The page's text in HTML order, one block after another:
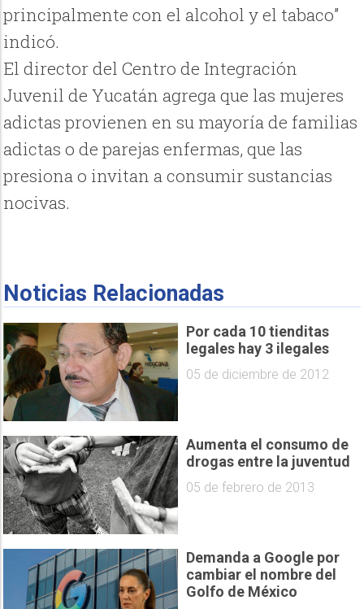
principalmente con el alcohol y el tabaco”
indicó.
El director del Centro de Integración
Juvenil de Yucatán agrega que las mujeres
adictas provienen en su mayoría de familias
adictas o de parejas enfermas, que las
presiona o invitan a consumir sustancias
nocivas.
Noticias Relacionadas
Por cada 10 tienditas
legales hay 3 ilegales
05 de diciembre de 2012
Aumenta el consumo de
drogas entre la juventud
05 de febrero de 2013
Demanda a Google por
cambiar el nombre del
Golfo de México